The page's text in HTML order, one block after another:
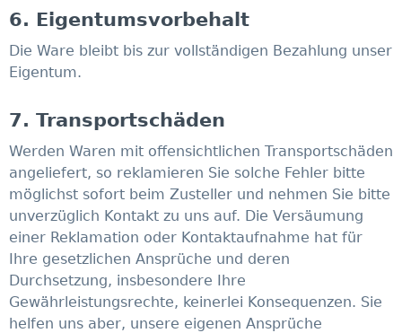
6. Eigentumsvorbehalt​​​​​​​
Die Ware bleibt bis zur vollständigen Bezahlung unser
Eigentum.
7. Transportschäden​​​​​​​
Werden Waren mit offensichtlichen Transportschäden
angeliefert, so reklamieren Sie solche Fehler bitte
möglichst sofort beim Zusteller und nehmen Sie bitte
unverzüglich Kontakt zu uns auf. Die Versäumung
einer Reklamation oder Kontaktaufnahme hat für
Ihre gesetzlichen Ansprüche und deren
Durchsetzung, insbesondere Ihre
Gewährleistungsrechte, keinerlei Konsequenzen. Sie
helfen uns aber, unsere eigenen Ansprüche